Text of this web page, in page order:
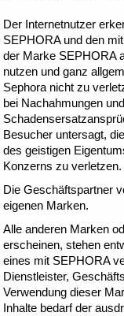
Der Internetnutzer
SEPHORA und den
der Marke SEPHORA
nutzen und ganz
Sephora nicht zu
bei Nachahmungen
Besucher untersagt,
des geistigen
Konzerns zu verletzen.
Die Geschäftspartner
eigenen Marken.
Alle anderen Marken
erscheinen, stehen
eines mit SEPHORA
Dienstleister,
Verwendung dieser
Inhalte bedarf der